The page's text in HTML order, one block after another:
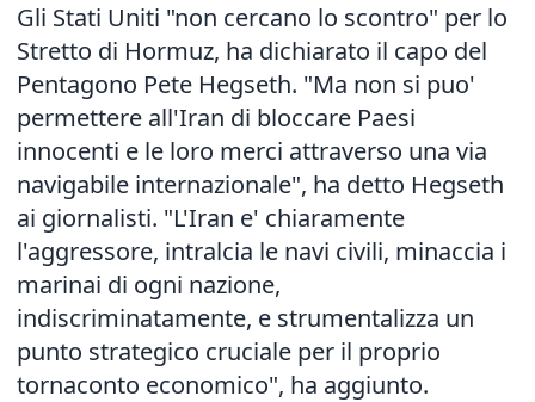
Gli Stati Uniti "non cercano lo scontro" per lo
Stretto di Hormuz, ha dichiarato il capo del
Pentagono Pete Hegseth. "Ma non si puo'
permettere all'Iran di bloccare Paesi
innocenti e le loro merci attraverso una via
navigabile internazionale", ha detto Hegseth
ai giornalisti. "L'Iran e' chiaramente
l'aggressore, intralcia le navi civili, minaccia i
marinai di ogni nazione,
indiscriminatamente, e strumentalizza un
punto strategico cruciale per il proprio
tornaconto economico", ha aggiunto.